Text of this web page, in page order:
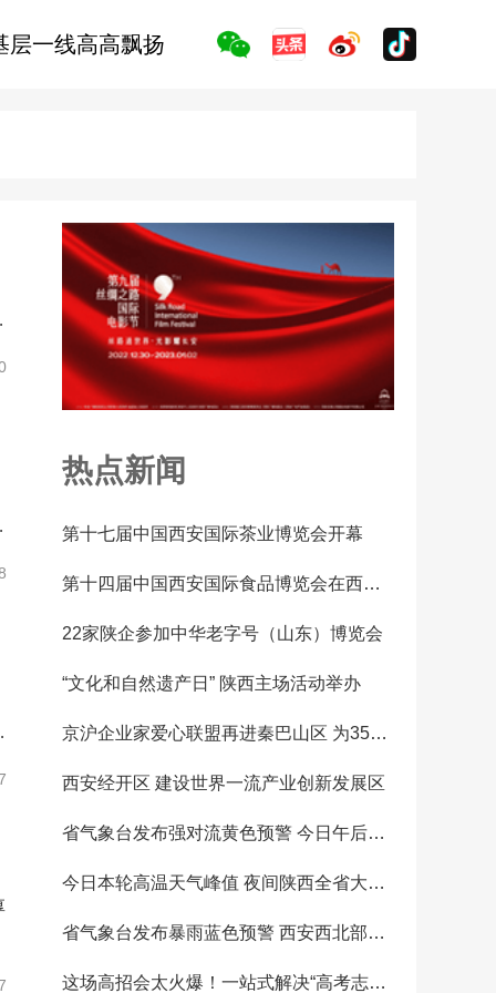
层一线高高飘扬
热点新闻
第十七届中国西安国际茶业博览会开幕
第十四届中国西安国际食品博览会在西安开幕
22家陕企参加中华老字号（山东）博览会
“文化和自然遗产日” 陕西主场活动举办
京沪企业家爱心联盟再进秦巴山区 为35名受助学生鼓气加油
西安经开区 建设世界一流产业创新发展区
省气象台发布强对流黄色预警 今日午后至夜间我省大部有雷暴天气
今日本轮高温天气峰值 夜间陕西全省大部迎来降水
省气象台发布暴雨蓝色预警 西安西北部（周至、鄠邑北部）有暴雨
这场高招会太火爆！一站式解决“高考志愿填报”难题